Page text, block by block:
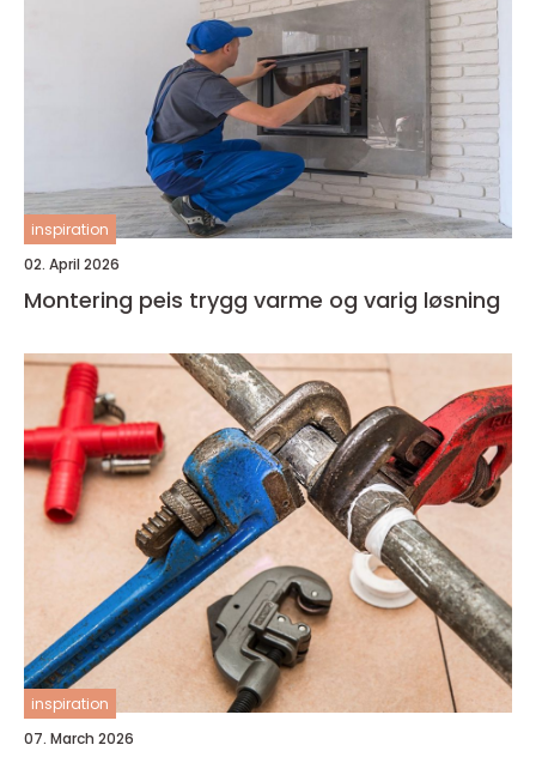
inspiration
02. April 2026
Montering peis trygg varme og varig løsning
inspiration
07. March 2026